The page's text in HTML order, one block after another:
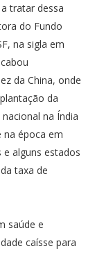
tratar dessa
do Fundo
na sigla em
da China, onde
da
na Índia
na época em
e alguns estados
taxa de
saúde e
caísse para